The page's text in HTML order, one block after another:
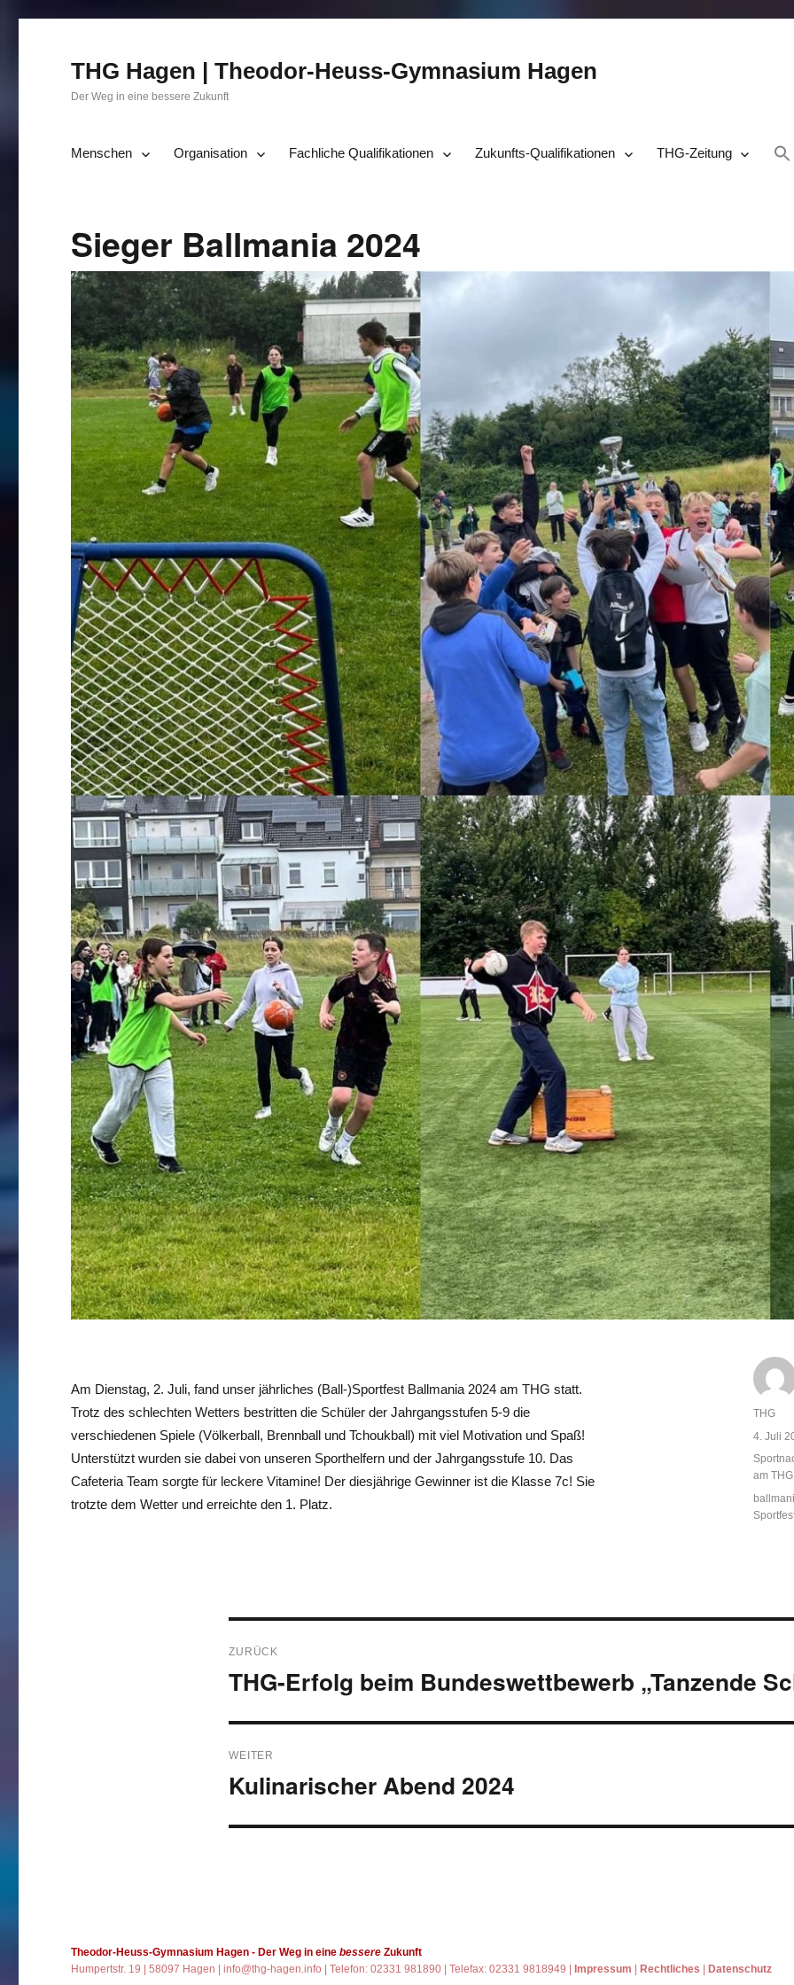
THG Hagen | Theodor-Heuss-Gymnasium Hagen
Der Weg in eine bessere Zukunft
Menschen Organisation Fachliche Qualifikationen Zukunfts-Qualifikationen THG-Zeitung
Sieger Ballmania 2024
Am Dienstag, 2. Juli, fand unser jährliches (Ball-)Sportfest Ballmania 2024 am THG statt.
Trotz des schlechten Wetters bestritten die Schüler der Jahrgangsstufen 5-9 die
verschiedenen Spiele (Völkerball, Brennball und Tchoukball) mit viel Motivation und Spaß!
Unterstützt wurden sie dabei von unseren Sporthelfern und der Jahrgangsstufe 10. Das
Cafeteria Team sorgte für leckere Vitamine! Der diesjährige Gewinner ist die Klasse 7c! Sie
trotzte dem Wetter und erreichte den 1. Platz.
Autor
THG
am
4. Juli
am THG
ZURÜCK
Vorheriger
THG-Erfolg beim Bundeswettbewerb „Tanzende
WEITER
Nächster
Kulinarischer Abend 2024
Theodor-Heuss-Gymnasium Hagen - Der Weg in einebessere Zukunft
Humpertstr. 19 | 58097 Hagen |info@thg-hagen.info | Telefon: 02331 981890 | Telefax: 02331 9818949 |Impressum |Rechtliches |Datenschutz